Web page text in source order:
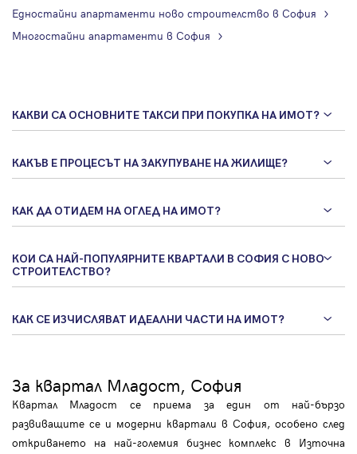
Едностайни апартаменти ново строителство в София
Многостайни апартаменти в София
КАКВИ СА ОСНОВНИТЕ ТАКСИ ПРИ ПОКУПКА НА ИМОТ?
КАКЪВ Е ПРОЦЕСЪТ НА ЗАКУПУВАНЕ НА ЖИЛИЩЕ?
КАК ДА ОТИДЕМ НА ОГЛЕД НА ИМОТ?
КОИ СА НАЙ-ПОПУЛЯРНИТЕ КВАРТАЛИ В СОФИЯ С НОВО
СТРОИТЕЛСТВО?
КАК СЕ ИЗЧИСЛЯВАТ ИДЕАЛНИ ЧАСТИ НА ИМОТ?
За квартал Младост, София
Квартал Младост се приема за един от най-бързо
развиващите се и модерни квартали в София, особено след
откриването на най-големия бизнес комплекс в Източна